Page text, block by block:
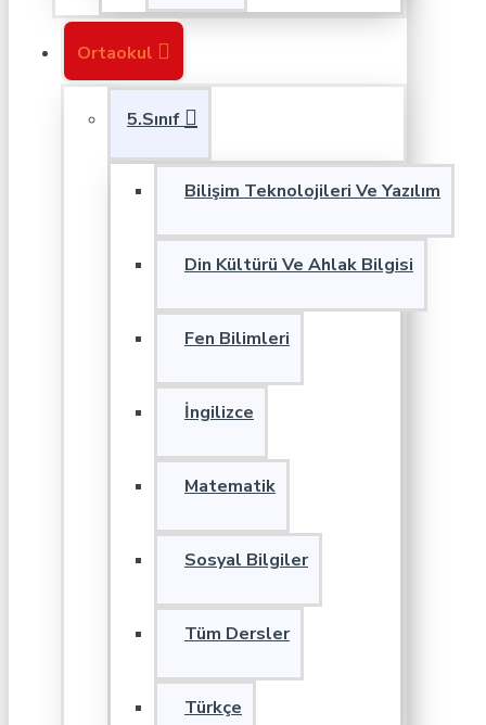
Ortaokul
5.Sınıf
Bilişim Teknolojileri Ve Yazılım
Din Kültürü Ve Ahlak Bilgisi
Fen Bilimleri
İngilizce
Matematik
Sosyal Bilgiler
Tüm Dersler
Türkçe